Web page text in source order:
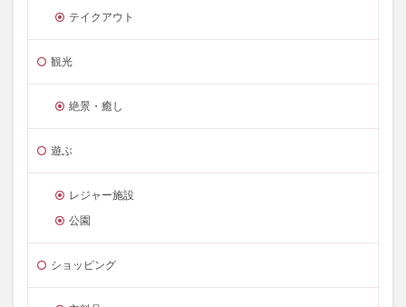
テイクアウト
観光
絶景・癒し
遊ぶ
レジャー施設
公園
ショッピング